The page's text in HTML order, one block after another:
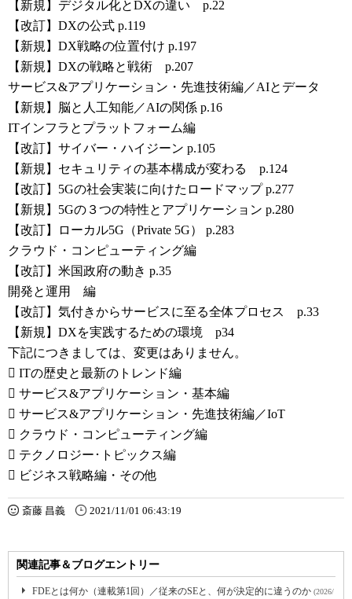
【新規】デジタル化とDXの違い p.22
【改訂】DXの公式 p.119
【新規】DX戦略の位置付け p.197
【新規】DXの戦略と戦術 p.207
サービス&アプリケーション・先進技術編／AIとデータ
【新規】脳と人工知能／AIの関係 p.16
ITインフラとプラットフォーム編
【改訂】サイバー・ハイジーン p.105
【新規】セキュリティの基本構成が変わる p.124
【改訂】5Gの社会実装に向けたロードマップ p.277
【新規】5Gの３つの特性とアプリケーション p.280
【改訂】ローカル5G（Private 5G） p.283
クラウド・コンピューティング編
【改訂】米国政府の動き p.35
開発と運用 編
【改訂】気付きからサービスに至る全体プロセス p.33
【新規】DXを実践するための環境 p34
下記につきましては、変更はありません。
 ITの歴史と最新のトレンド編
 サービス&アプリケーション・基本編
 サービス&アプリケーション・先進技術編／IoT
 クラウド・コンピューティング編
 テクノロジー･トピックス編
 ビジネス戦略編・その他
斎藤 昌義 2021/11/01 06:43:19
関連記事＆ブログエントリー
FDEとは何か（連載第1回）／従来のSEと、何が決定的に違うのか (2026/